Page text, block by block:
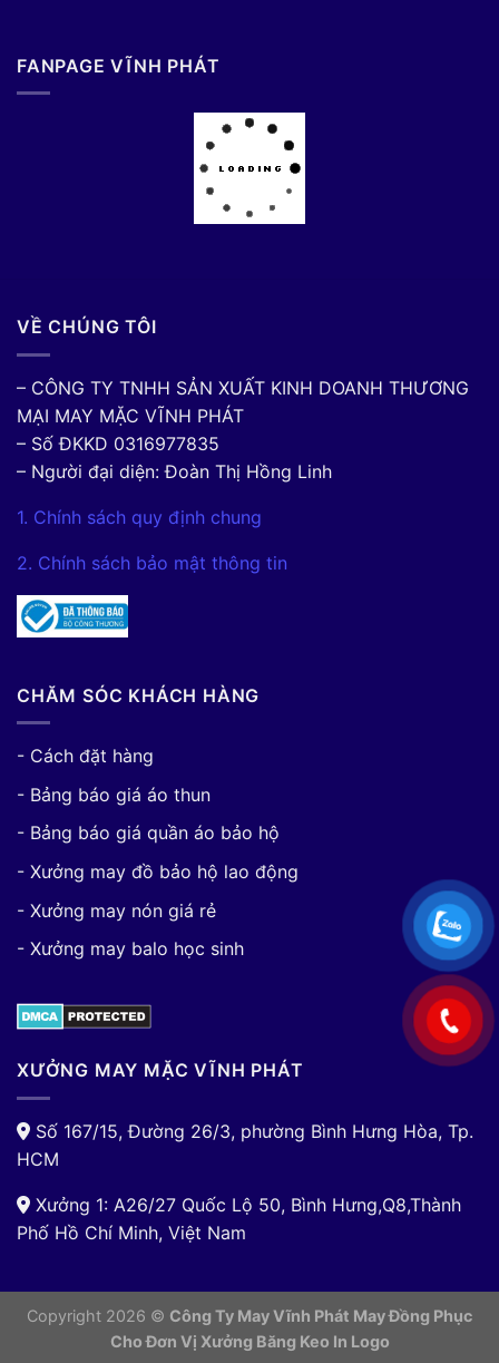
FANPAGE VĨNH PHÁT
VỀ CHÚNG TÔI
– CÔNG TY TNHH SẢN XUẤT KINH DOANH THƯƠNG
MẠI MAY MẶC VĨNH PHÁT
– Số ĐKKD 0316977835
– Người đại diện: Đoàn Thị Hồng Linh
1. Chính sách quy định chung
2. Chính sách bảo mật thông tin
CHĂM SÓC KHÁCH HÀNG
- Cách đặt hàng
- Bảng báo giá áo thun
- Bảng báo giá quần áo bảo hộ
- Xưởng may đồ bảo hộ lao động
- Xưởng may nón giá rẻ
- Xưởng may balo học sinh
XƯỞNG MAY MẶC VĨNH PHÁT
Số 167/15, Đường 26/3, phường Bình Hưng Hòa, Tp.
HCM
Xưởng 1: A26/27 Quốc Lộ 50, Bình Hưng,Q8,Thành
Phố Hồ Chí Minh, Việt Nam
Copyright 2026 © Công Ty May Vĩnh Phát May Đồng Phục
Cho Đơn Vị Xưởng Băng Keo In Logo